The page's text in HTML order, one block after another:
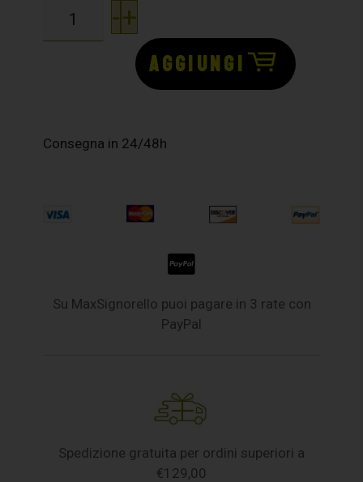
-+
AGGIUNGI
Consegna in 24/48h
Su MaxSignorello puoi pagare in 3 rate con
PayPal
Spedizione gratuita per ordini superiori a
€129,00